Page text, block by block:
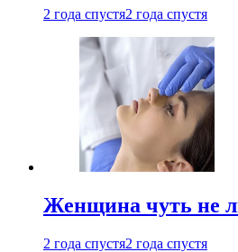
2 года спустя2 года спустя
Женщина чуть не
2 года спустя2 года спустя